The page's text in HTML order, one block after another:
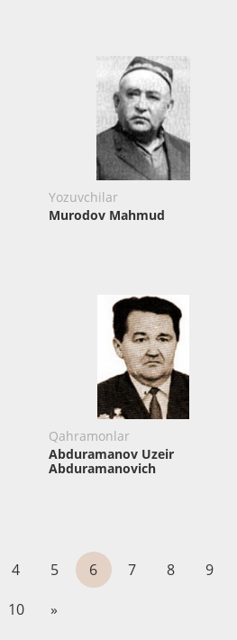
Yozuvchilar
Murodov Mahmud
Qahramonlar
Abduramanov Uzeir
Abduramanovich
4 5 6 7 8
9
10
»